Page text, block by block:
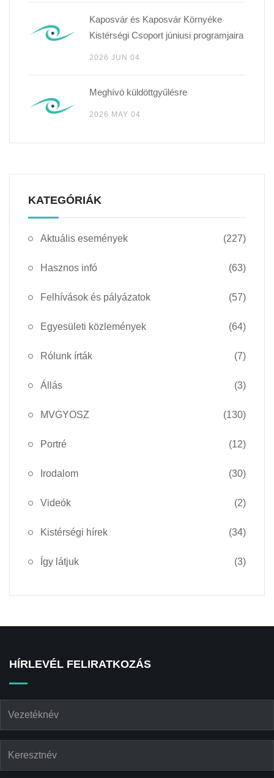
Kaposvár és Kaposvár Környéke
Kistérségi Csoport júniusi programjaira
2026 JUN 04
Meghívó küldöttgyűlésre
2026 MAY 04
KATEGÓRIÁK
Aktuális események (227)
Hasznos infó (63)
Felhívások és pályázatok (57)
Egyesületi közlemények (64)
Rólunk írták (7)
Állás (3)
MVGYOSZ (130)
Portré (12)
Irodalom (30)
Videók (2)
Kistérségi hírek (34)
Így látjuk (3)
HÍRLEVÉL FELIRATKOZÁS